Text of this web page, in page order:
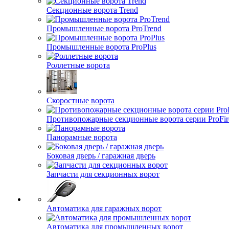
Секционные ворота Trend
Промышленные ворота ProTrend
Промышленные ворота ProPlus
Роллетные ворота
Скоростные ворота
Противопожарные секционные ворота серии
Панорамные ворота
Боковая дверь / гаражная дверь
Запчасти для секционных ворот
Автоматика для гаражных ворот
Автоматика для промышленных ворот